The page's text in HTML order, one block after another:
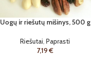
Uogų ir riešutų mišinys, 500 g
Riešutai,Paprasti
7,19€